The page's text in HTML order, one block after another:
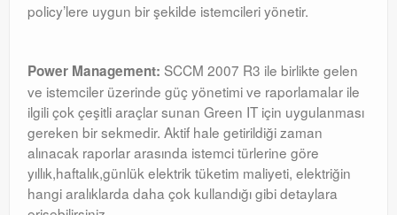
policy’lere uygun bir şekilde istemcileri yönetir.
Power Management: SCCM 2007 R3 ile birlikte gelen
ve istemciler üzerinde güç yönetimi ve raporlamalar ile
ilgili çok çeşitli araçlar sunan Green IT için uygulanması
gereken bir sekmedir. Aktif hale getirildiği zaman
alınacak raporlar arasında istemci türlerine göre
yıllık,haftalık,günlük elektrik tüketim maliyeti, elektriğin
hangi aralıklarda daha çok kullandığı gibi detaylara